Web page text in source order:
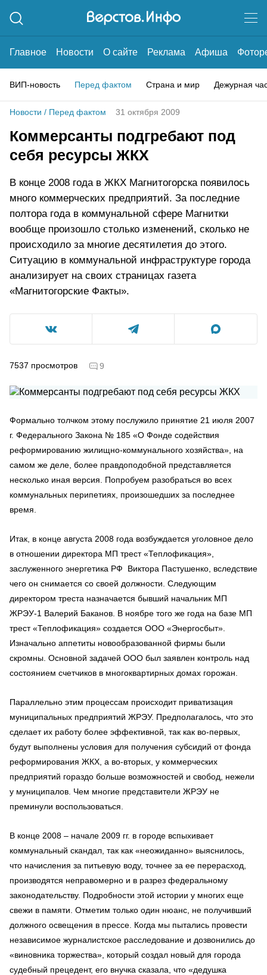
Главное Новости О сайте Реклама Афиша
ВИП-новость Перед фактом Страна и мир Дежурная
Новости / Перед фактом 31 октября 2009
Коммерсанты подгребают под
себя ресурсы ЖКХ
В конце 2008 года в ЖКХ Магнитогорска появилось
много коммерческих предприятий. За последние
полтора года в коммунальной сфере Магнитки
вообще произошло столько изменений, сколько не
происходило за многие десятилетия до этого.
Ситуацию в коммунальной инфраструктуре города
анализирует на своих страницах газета
«Магнитогорские Факты».
7537 просмотров 9
Формально толчком этому послужило принятие 21 июля 2007
г. Федерального Закона № 185 «О Фонде содействия
реформированию жилищно-коммунального хозяйства», на
самом же деле, более правдоподобной представляется
несколько иная версия. Попробуем разобраться во всех
коммунальных перипетиях, произошедших за последнее
время.
Итак, в конце августа 2008 года возбуждается уголовное дело
в отношении директора МП трест «Теплофикация»,
заслуженного энергетика РФ Виктора Пастушенко, вследствие
чего он снимается со своей должности. Следующим
директором треста назначается бывший начальник МП
ЖРЭУ-1 Валерий Баканов. В ноябре того же года на базе МП
трест «Теплофикация» создается ООО «Энергосбыт».
Изначально аппетиты новообразованной фирмы были
скромны. Основной задачей ООО был заявлен контроль над
состоянием счетчиков в многоквартирных домах горожан.
Параллельно этим процессам происходит приватизация
муниципальных предприятий ЖРЭУ. Предполагалось, что это
сделает их работу более эффективной, так как во-первых,
будут выполнены условия для получения субсидий от фонда
реформирования ЖКХ, а во-вторых, у коммерческих
предприятий гораздо больше возможностей и свобод, нежели
у муниципалов. Чем многие представители ЖРЭУ не
преминули воспользоваться.
В конце 2008 – начале 2009 гг. в городе вспыхивает
коммунальный скандал, так как «неожиданно» выяснилось,
что начисления за питьевую воду, точнее за ее перерасход,
производятся неправомерно и в разрез федеральному
законодательству. Подробности этой истории у многих еще
свежи в памяти. Отметим только один нюанс, не получивший
должного освещения в прессе. Когда мы пытались провести
независимое журналистское расследование и дозвонились до
«виновника торжества», который создал новый для города
судебный прецедент, его внучка сказала, что «дедушка